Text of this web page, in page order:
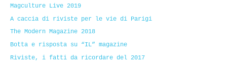
Magculture Live 2019
A caccia di riviste per le vie di Parigi
The Modern Magazine 2018
Botta e risposta su “IL” magazine
Riviste, i fatti da ricordare del 2017